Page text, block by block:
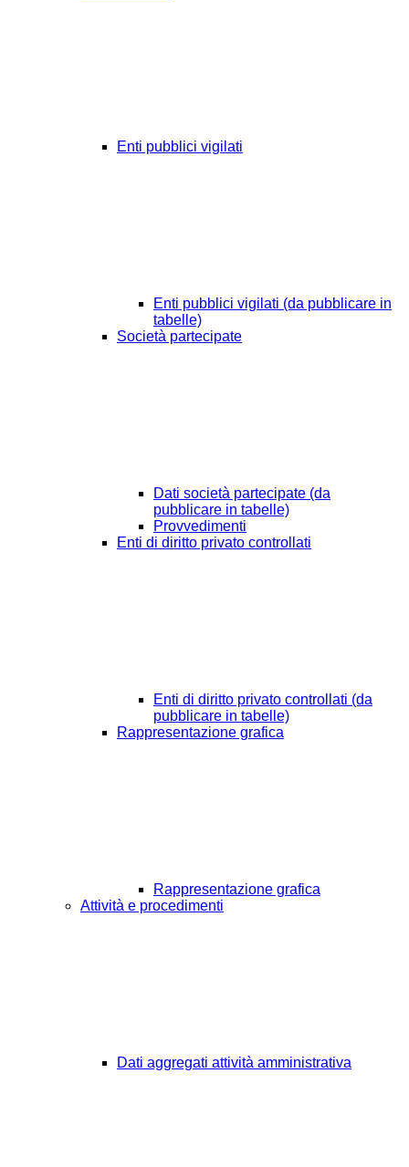
Enti pubblici vigilati
Enti pubblici vigilati (da pubblicare in
tabelle)
Società partecipate
Dati società partecipate (da
pubblicare in tabelle)
Provvedimenti
Enti di diritto privato controllati
Enti di diritto privato controllati (da
pubblicare in tabelle)
Rappresentazione grafica
Rappresentazione grafica
Attività e procedimenti
Dati aggregati attività amministrativa